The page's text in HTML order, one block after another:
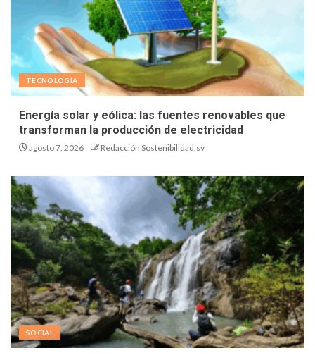
TECNOLOGÍA
Energía solar y eólica: las fuentes renovables que
transforman la producción de electricidad
agosto 7, 2026 Redacción Sostenibilidad.sv
SOCIAL